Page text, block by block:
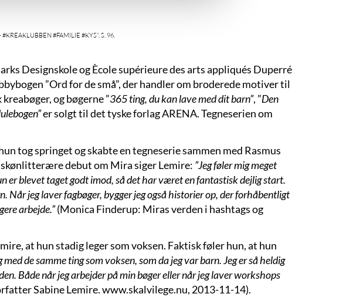
#KREAKLUBBEN #FAMILIE #KYS”, s. 96.
Designskole og Ècole supérieure des arts appliqués Duperré
”Ord for de små”, der handler om broderede motiver til
og bøgerne ”365 ting, du kan lave med dit barn”, ”Den
er solgt til det tyske forlag ARENA. Tegneserien om
tog springet og skabte en tegneserie sammen med Rasmus
debut om Mira siger Lemire: ”Jeg føler mig meget
er blevet taget godt imod, så det har været en fantastisk dejlig start.
Når jeg laver fagbøger, bygger jeg også historier op, der forhåbentligt
arbejde.”(Monica Finderup: Miras verden i hashtags og
at hun stadig leger som voksen. Faktisk føler hun, at hun
med de samme ting som voksen, som da jeg var barn. Jeg er så heldig
Både når jeg arbejder på min bøger eller når jeg laver workshops
Sabine Lemire. www.skalvilege.nu, 2013-11-14).